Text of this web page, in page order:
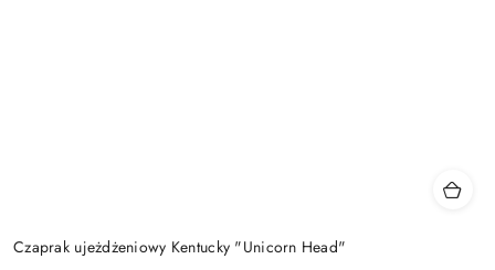
Czaprak ujeżdżeniowy Kentucky "Unicorn Head"